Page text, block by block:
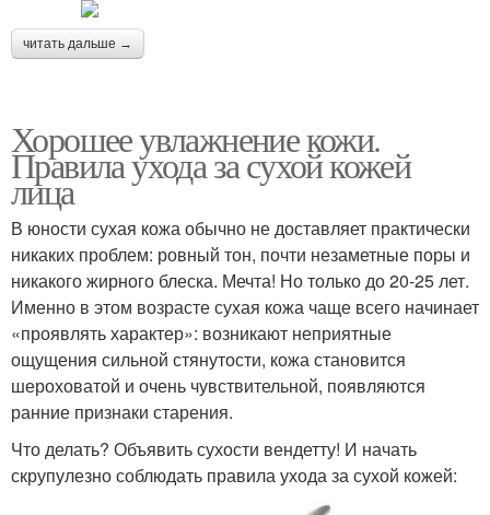
читать дальше →
Хорошее увлажнение кожи.
Правила ухода за сухой кожей
лица
В юности сухая кожа обычно не доставляет практически
никаких проблем: ровный тон, почти незаметные поры и
никакого жирного блеска. Мечта! Но только до 20-25 лет.
Именно в этом возрасте сухая кожа чаще всего начинает
«проявлять характер»: возникают неприятные
ощущения сильной стянутости, кожа становится
шероховатой и очень чувствительной, появляются
ранние признаки старения.
Что делать? Объявить сухости вендетту! И начать
скрупулезно соблюдать правила ухода за сухой кожей: